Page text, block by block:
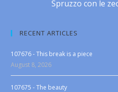
Spruzzo con le
RECENT ARTICLES
107676 - This break is a piece
August 8, 2026
107675 - The beauty